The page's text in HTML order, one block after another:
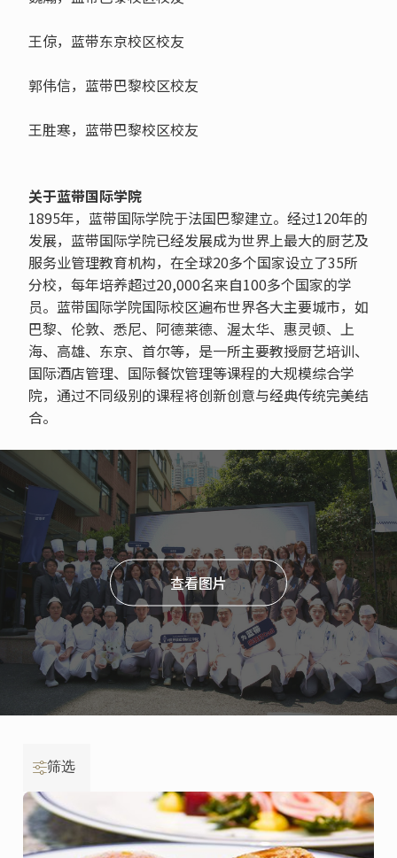
王倞，蓝带东京校区校友
郭伟信，蓝带巴黎校区校友
王胜寒，蓝带巴黎校区校友
关于蓝带国际学院
1895年，蓝带国际学院于法国巴黎建立。经过120年的
发展，蓝带国际学院已经发展成为世界上最大的厨艺及
服务业管理教育机构，在全球20多个国家设立了35所
分校，每年培养超过20,000名来自100多个国家的学
员。蓝带国际学院国际校区遍布世界各大主要城市，如
巴黎、伦敦、悉尼、阿德莱德、渥太华、惠灵顿、上
海、高雄、东京、首尔等，是一所主要教授厨艺培训、
国际酒店管理、国际餐饮管理等课程的大规模综合学
院，通过不同级别的课程将创新创意与经典传统完美结
合。
查看图片
筛选